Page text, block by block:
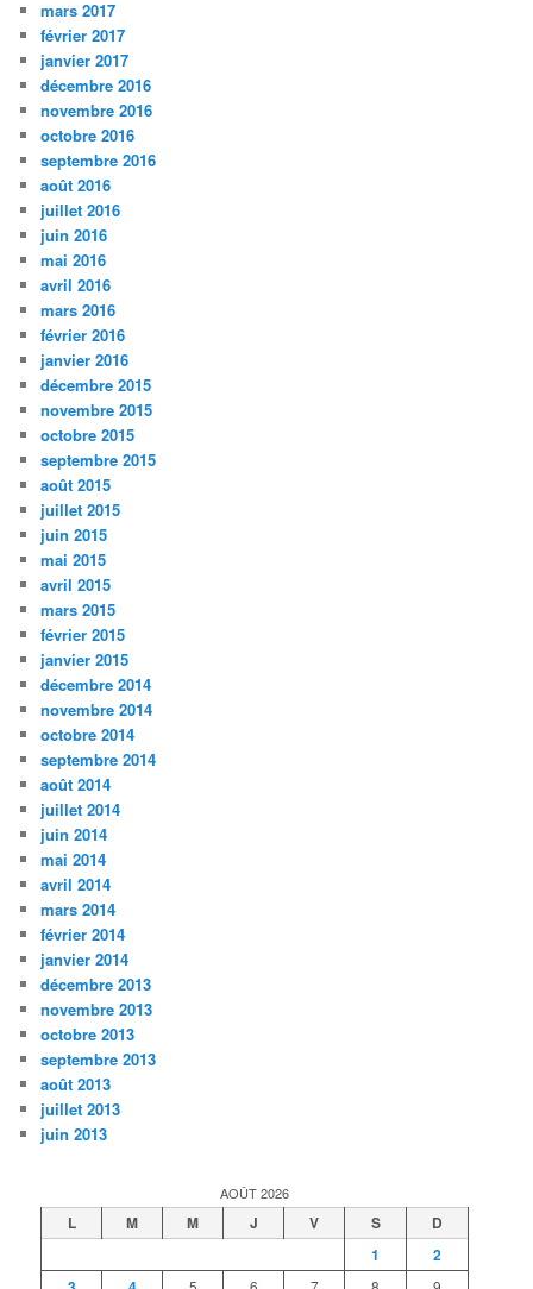
mars 2017
février 2017
janvier 2017
décembre 2016
novembre 2016
octobre 2016
septembre 2016
août 2016
juillet 2016
juin 2016
mai 2016
avril 2016
mars 2016
février 2016
janvier 2016
décembre 2015
novembre 2015
octobre 2015
septembre 2015
août 2015
juillet 2015
juin 2015
mai 2015
avril 2015
mars 2015
février 2015
janvier 2015
décembre 2014
novembre 2014
octobre 2014
septembre 2014
août 2014
juillet 2014
juin 2014
mai 2014
avril 2014
mars 2014
février 2014
janvier 2014
décembre 2013
novembre 2013
octobre 2013
septembre 2013
août 2013
juillet 2013
juin 2013
AOÛT 2026
L M M J V S
D
1
2